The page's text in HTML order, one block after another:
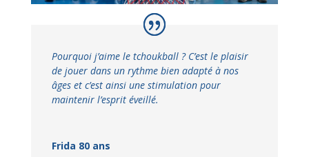
Pourquoi j’aime le tchoukball ? C’est le plaisir
de jouer dans un rythme bien adapté à nos
âges et c’est ainsi une stimulation pour
maintenir l’esprit éveillé.
Frida 80 ans